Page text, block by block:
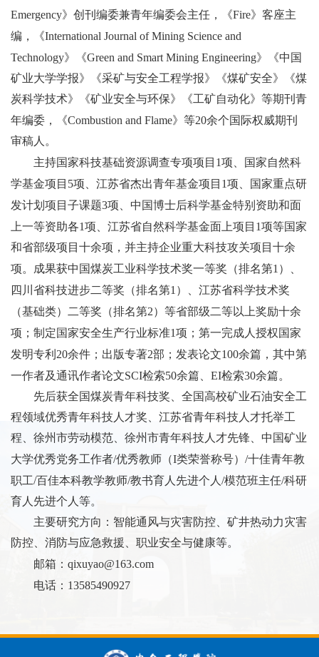
Emergency》创刊编委兼青年编委会主任，《Fire》客座主
编，《International Journal of Mining Science and
Technology》《Green and Smart Mining Engineering》《中国
矿业大学学报》《采矿与安全工程学报》《煤矿安全》《煤
炭科学技术》《矿业安全与环保》《工矿自动化》等期刊青
年编委，《Combustion and Flame》等20余个国际权威期刊
审稿人。
主持国家科技基础资源调查专项项目 1项、国家自然科
学基金项目 5项、江苏省杰出青年基金项目 1项、国家重点研
发计划项目子课题3项、中国博士后科学基金特别资助和面
上一等资助各1项、江苏省自然科学基金面上项目 1项等国家
和省部级项目十余项，并主持企业重大科技攻关项目十余
项。成果获中国煤炭工业科学技术奖一等奖（排名第1 ）、
四川省科技进步二等奖（排名第1 ）、江苏省科学技术奖
（基础类）二等奖（排名第2）等省部级二等以上奖励十余
项；制定国家安全生产行业标准1项；第一完成人授权国家
发明专利 20余件；出版专著2部；发表论文100余篇，其中第
一作者及通讯作者论文SCI检索50余篇、 EI检索30余篇。
先后获全国煤炭青年科技奖、全国高校矿业石油安全工
程领域优秀青年科技人才奖、江苏省青年科技人才托举工
程、徐州市劳动模范、徐州市青年科技人才先锋、中国矿业
大学优秀党务工作者/优秀教师（I类荣誉称号） /十佳青年教
职工/百佳本科教学教师/教书育人先进个人 /模范班主任/科研
育人先进个人等。
主要研究方向：智能通风与灾害防控、矿井热动力灾害
防控、消防与应急救援、职业安全与健康等。
邮箱： qixuyao@163.com
电话： 13585490927